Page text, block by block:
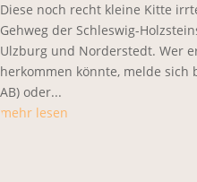
Diese noch recht kleine Kitte
Gehweg der Schleswig-
Ulzburg und Norderstedt. Wer
herkommen könnte, melde sich
AB) oder...
mehr lesen